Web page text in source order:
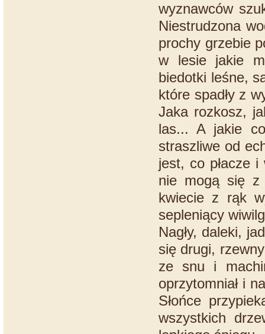
wyznawców
Niestrudzona
prochy grzebie
w lesie jakie
biedotki leśne,
które spadły z
Jaka rozkosz,
las... A jakie
straszliwe od
jest, co płacze
nie mogą się z
kwiecie z rąk
sepleniący
Nagły, daleki,
się drugi,
ze snu i
oprzytomniał i
Słońce
wszystkich